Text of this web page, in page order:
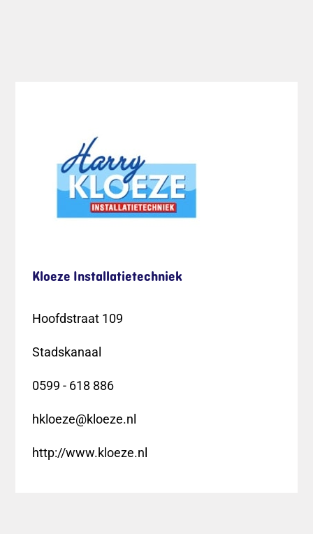
Kloeze Installatietechniek
Hoofdstraat 109
Stadskanaal
0599 - 618 886
hkloeze@kloeze.nl
http://www.kloeze.nl